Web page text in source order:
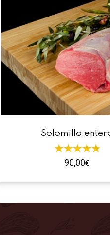
Solomillo
90,00€